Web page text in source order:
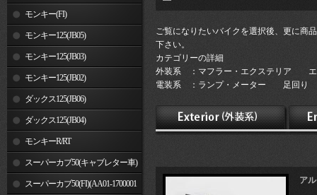
モンキー(FI)
モンキー125(JB05)
モンキー125(JB03)
モンキー125(JB02)
ダックス125(JB06)
ダックス125(JB04)
モンキーR/RT
スーパーカブ50(キャブレター車)
スーパーカブ50(FI)(AA01-1700001
ご覧になりたいバイクを選択後、更に商
下さい。
カテゴリーの詳細
外装系 ：マフラー・エクステリア エ
電装系 ：ランプ・メーター 足回り
ア